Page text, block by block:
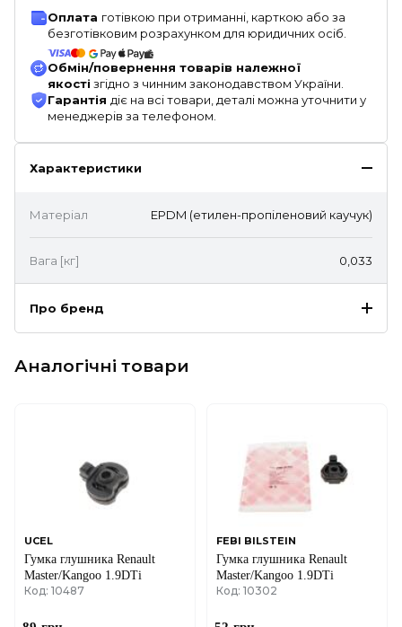
Оплата готівкою при отриманні, карткою або за
безготівковим розрахунком для юридичних осіб.
Обмін/повернення товарів належної
якості згідно з чинним законодавством України.
Гарантія діє на всі товари, деталі можна уточнити у
менеджерів за телефоном.
Характеристики
Матеріал EPDM (етилен-пропіленовий каучук)
Вага [кг] 0,033
Про бренд
Аналогічні товари
UCEL
Гумка глушника Renault
Master/Kangoo 1.9DTi
Код: 10487
FEBI BILSTEIN
Гумка глушника Renault
Master/Kangoo 1.9DTi
Код: 10302